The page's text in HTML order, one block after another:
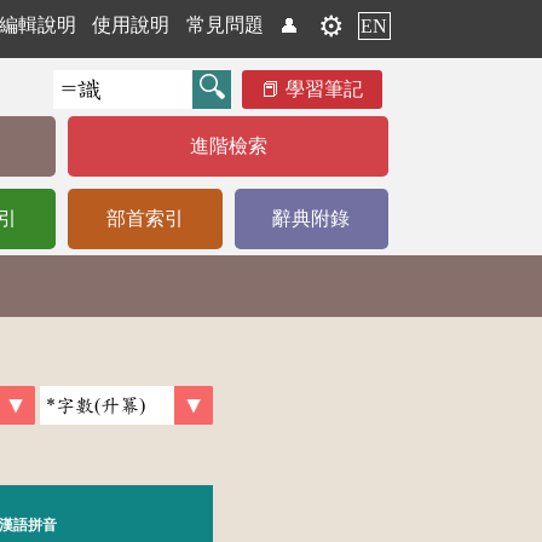
編輯說明 使用說明 常見問題 👤 ⚙️ EN
學習筆記
進階檢索
部首索引 辭典附錄
漢語拼音